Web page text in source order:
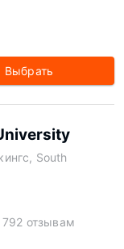
Выбрать
South
792 отзывам